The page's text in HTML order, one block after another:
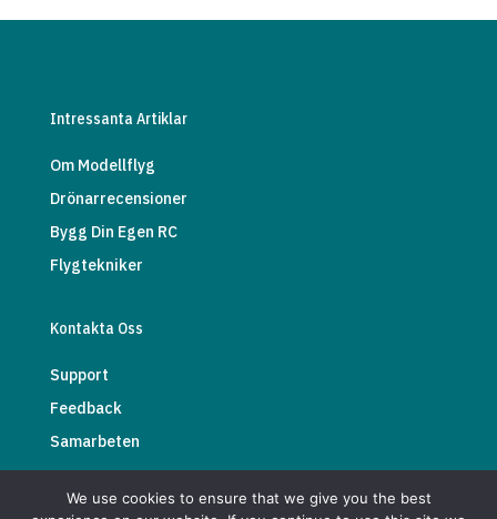
Intressanta Artiklar
Om Modellflyg
Drönarrecensioner
Bygg Din Egen RC
Flygtekniker
Kontakta Oss
Support
Feedback
Samarbeten
webmaster@airmedia.se
We use cookies to ensure that we give you the best